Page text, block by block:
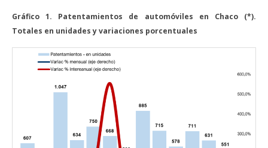
Gráfico 1. Patentamientos de automóviles en Chaco (*).
Totales en unidades y variaciones porcentuales